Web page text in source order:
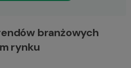
branżowych
rynku